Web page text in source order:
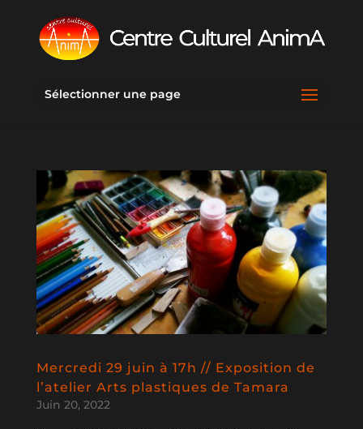
Sélectionner une page
Mercredi 29 juin à 17h // Exposition de
l’atelier Arts plastiques de Tamara
Juin 20, 2022